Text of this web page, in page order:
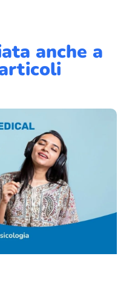
anche a